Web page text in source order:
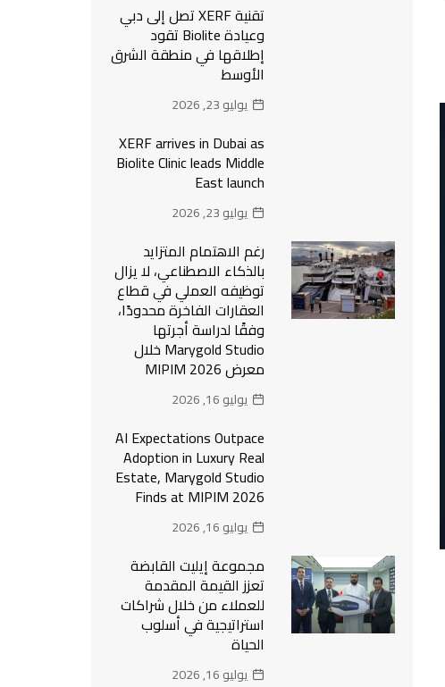
تقنية XERF تصل إلى دبي
وعيادة Biolite تقود
إطلاقها في منطقة الشرق
الأوسط
يوليو 23, 2026
XERF arrives in Dubai as
Biolite Clinic leads Middle
East launch
يوليو 23, 2026
رغم الاهتمام المتزايد
بالذكاء الاصطناعي، لا يزال
توظيفه العملي في قطاع
العقارات الفاخرة محدودًا،
وفقًا لدراسة أجرتها
Marygold Studio خلال
معرض MIPIM 2026
يوليو 16, 2026
AI Expectations Outpace
Adoption in Luxury Real
Estate, Marygold Studio
Finds at MIPIM 2026
يوليو 16, 2026
مجموعة إيليت القابضة
تعزز القيمة المقدمة
للعملاء من خلال شراكات
استراتيجية في أسلوب
الحياة
يوليو 16, 2026